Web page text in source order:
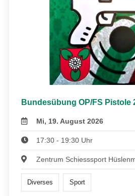
Bundesübung OP/FS Pistole
Mi, 19. August 2026
17:30 - 19:30 Uhr
Zentrum Schiesssport
Diverses Sport